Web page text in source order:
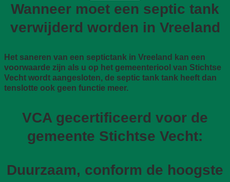
Wanneer moet een septic tank
verwijderd worden in Vreeland
Het saneren van een septictank in Vreeland kan een
voorwaarde zijn als u op het gemeenteriool van Stichtse
Vecht wordt aangesloten, de septic tank tank heeft dan
tenslotte ook geen functie meer.
VCA gecertificeerd voor de
gemeente Stichtse Vecht:
Duurzaam, conform de hoogste